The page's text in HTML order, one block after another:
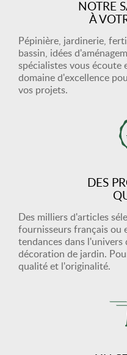
NOTRE
À
Pépinière, jardinerie,
bassin, idées
spécialistes vous écoute
domaine d'excellence
vos projets.
DES
Des milliers d'articles
fournisseurs français ou
tendances dans
décoration de jardin.
qualité et l'originalité.